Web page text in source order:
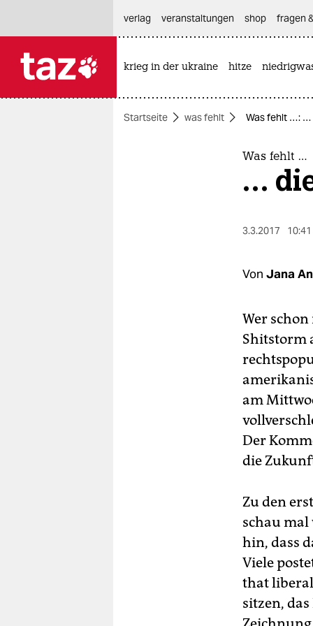
themen
verlag
veranstaltungen shop fragen
krieg in der ukraine hitze
Startseite was fehlt Was fehlt …: …
Was fehlt …
…
3.3.2017
Von Jana
Wer
Shitstorm
am
Der
die
Zu den
schau mal
hin, dass
Viele
that
sitzen,